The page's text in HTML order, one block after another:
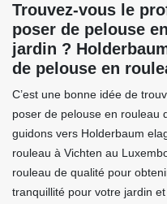
Trouvez-vous le
poser de pelouse
jardin ?
de pelouse en
C’est une bonne idée de
poser de pelouse en rouleau
guidons vers Holderbaum
rouleau à Vichten au
rouleau de qualité pour
tranquillité pour votre jardin